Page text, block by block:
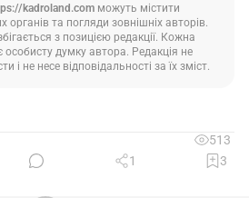
kadroland.com можуть містити
та погляди зовнішніх авторів.
з позицією редакції. Кожна
особисту думку автора. Редакція не
і не несе відповідальності за їх зміст.
513
1
3